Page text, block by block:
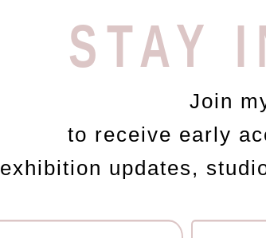
STAY
Join
to receive early
exhibition updates,